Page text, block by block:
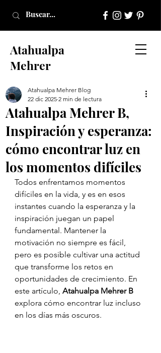
Atahualpa
Mehrer
Atahualpa Mehrer B,
Inspiración y esperanza:
cómo encontrar luz en
los momentos difíciles
Atahualpa Mehrer Blog
22 dic 2025 2 min de lectura
Todos enfrentamos momentos
difíciles en la vida, y es en esos
instantes cuando la esperanza y la
inspiración juegan un papel
fundamental. Mantener la
motivación no siempre es fácil,
pero es posible cultivar una actitud
que transforme los retos en
oportunidades de crecimiento. En
este artículo, Atahualpa Mehrer B
explora cómo encontrar luz incluso
en los días más oscuros.